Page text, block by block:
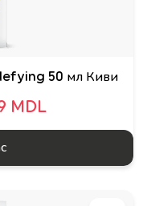
50 мл Киви
MDL